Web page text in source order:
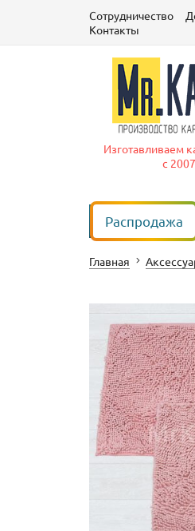
Сотрудничество
Контакты
Изготавливаем
с
Распродажа
Главная